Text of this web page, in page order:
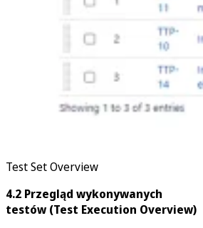
Test Set Overview
4.2 Przegląd wykonywanych
testów (Test Execution Overview)